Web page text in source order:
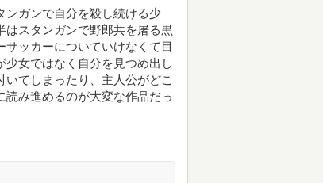
ンガンで自分を殺し続ける少
はスタンガンで野郎共を屠る黒
ッカーについていけなくて目
女ではなく自分を見つめ出し
てしまったり、主人公がどこ
み進めるのが大変な作品だっ